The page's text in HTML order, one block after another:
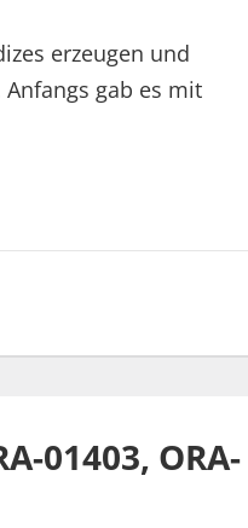
erzeugen und
gab es mit
01403, ORA-